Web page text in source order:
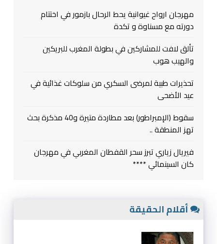
مهرجان ارواح غيوانية يحط الرحال بازمور في اختتام
دورته مع مسناوة و تكدة
تألق لافت للمشاركين في بطولة المغرب للبريكين
والهيب هوب
تحذيرات طبية لمرضى السكري من سلوكات غذائية في
عيد الأضحى
سقوط (الإمبراطور) بعد مطاردة متيرة و40 مذكرة بحث
تهز المنطقة ..
فيريال زياري تبرز سحر القفطان المغربي في مهرجان
كان السينمائي ****
أقلام الحقيقة